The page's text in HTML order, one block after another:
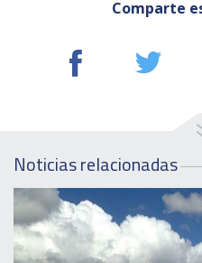
Comparte
Noticias relacionadas